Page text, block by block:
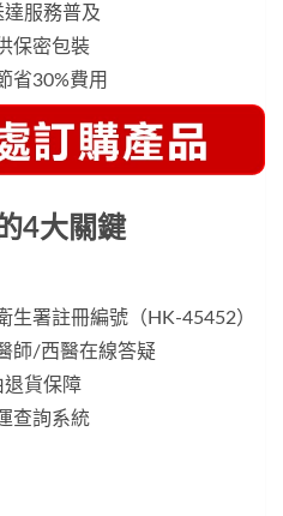
達服務普及
保密包裝
省30%費用
4大關鍵
生署註冊編號（HK-45452）
師/西醫在線答疑
退貨保障
查詢系統